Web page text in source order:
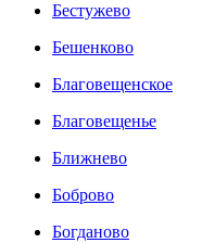
Бестужево
Бешенково
Благовещенское
Благовещенье
Ближнево
Боброво
Богданово